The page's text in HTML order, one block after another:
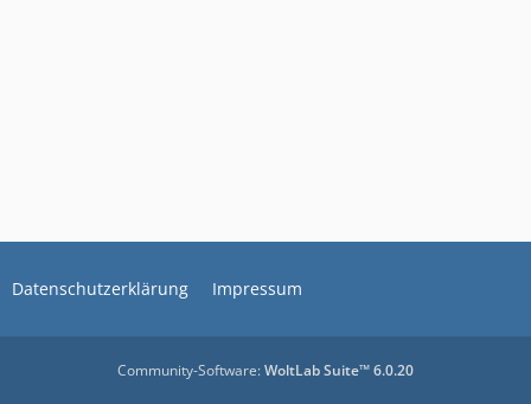
Datenschutzerklärung Impressum
Community-Software:WoltLab Suite™ 6.0.20